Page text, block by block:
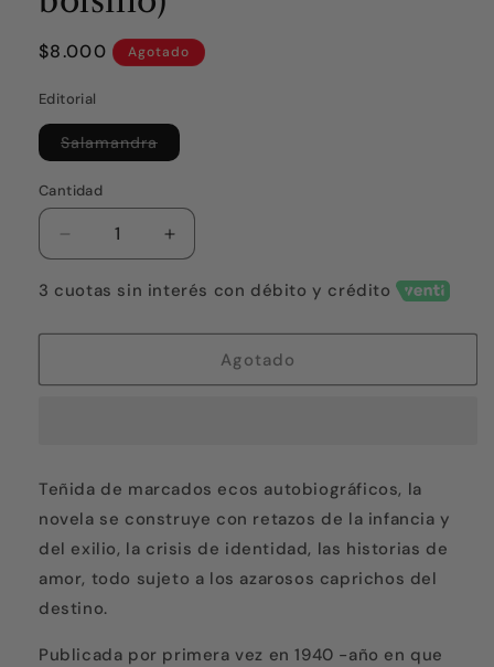
Precio
$8.000 Agotado
Editorial
SalamandraVariante
agotada
disponible
Cantidad
Reducir
cantidad
para
perros
los
Aumentar
cantidad
para
perros
los
3 cuotas sin interés con débito y crédito
Agotado
Teñida de marcados ecos autobiográficos, la
novela se construye con retazos de la infancia y
del exilio, la crisis de identidad, las historias de
amor, todo sujeto a los azarosos caprichos del
destino.
Publicada por primera vez en 1940 -año en que